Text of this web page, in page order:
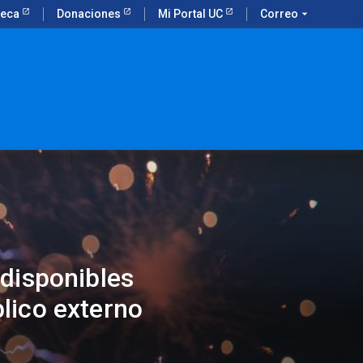
Donaciones Mi Portal UC Correo arrow_drop_down
externo